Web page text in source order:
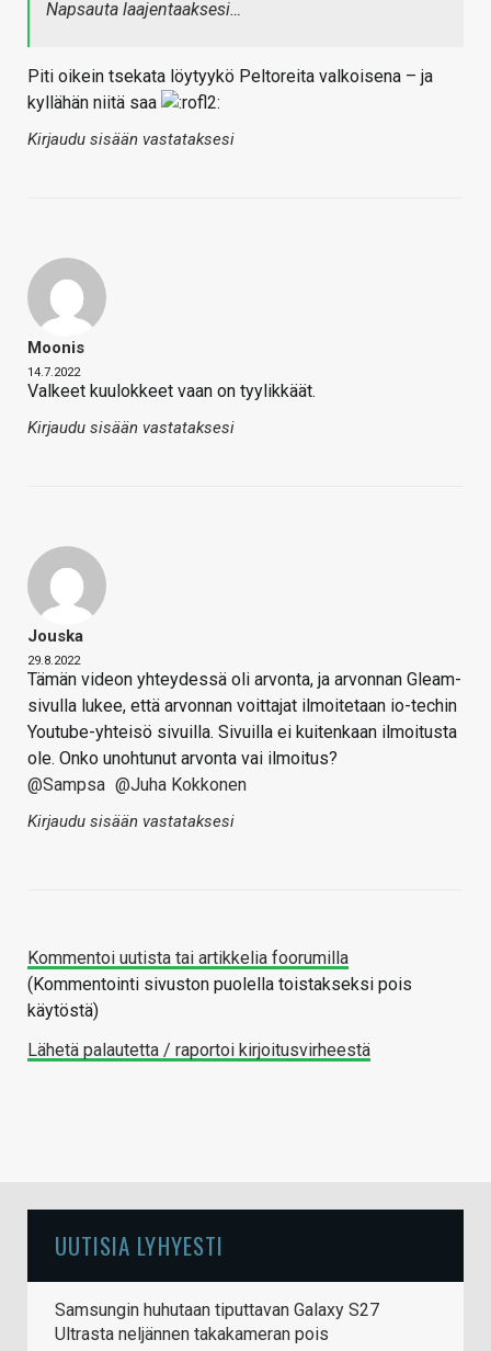
Napsauta laajentaaksesi…
Piti oikein tsekata löytyykö Peltoreita valkoisena – ja
kyllähän niitä saa
Kirjaudu sisään vastataksesi
Moonis
14.7.2022
Valkeet kuulokkeet vaan on tyylikkäät.
Kirjaudu sisään vastataksesi
Jouska
29.8.2022
Tämän videon yhteydessä oli arvonta, ja arvonnan Gleam-
sivulla lukee, että arvonnan voittajat ilmoitetaan io-techin
Youtube-yhteisö sivuilla. Sivuilla ei kuitenkaan ilmoitusta
ole. Onko unohtunut arvonta vai ilmoitus?
@Sampsa @Juha Kokkonen
Kirjaudu sisään vastataksesi
Kommentoi uutista tai artikkelia foorumilla
(Kommentointi sivuston puolella toistakseksi pois
käytöstä)
Lähetä palautetta / raportoi kirjoitusvirheestä
UUTISIA LYHYESTI
Samsungin huhutaan tiputtavan Galaxy S27
Ultrasta neljännen takakameran pois